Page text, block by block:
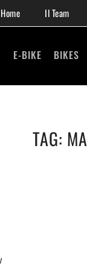
Home Il Team
E-BIKE BIKES
TAG: